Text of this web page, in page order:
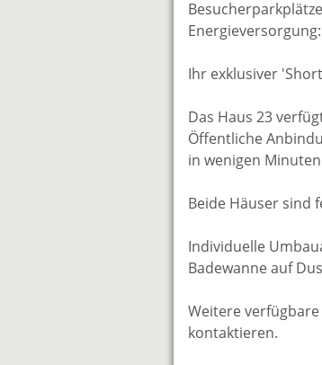
Ihr exklusiver
Das Haus 23
Öffentliche
in wenigen
Beide Häuser sind
Individuelle
Badewanne auf
Weitere
kontaktieren.